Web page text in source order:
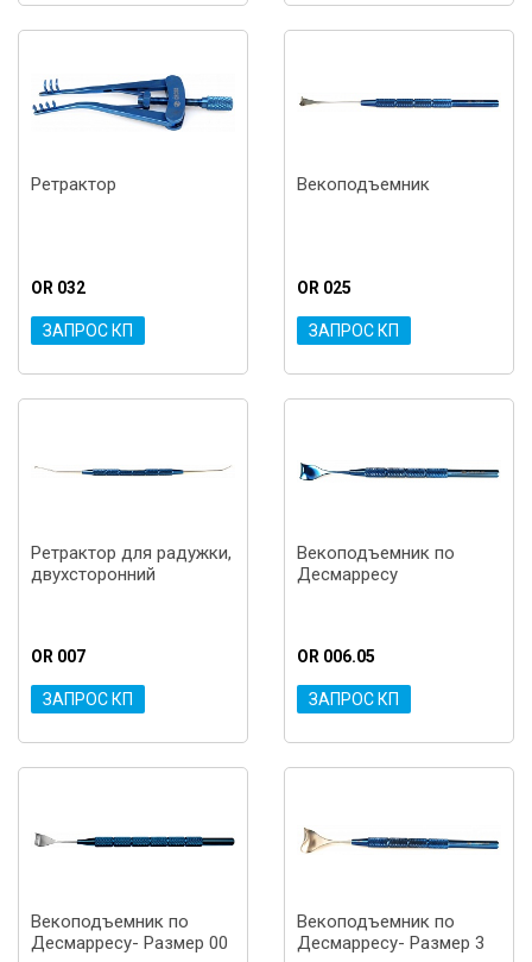
Ретрактор
OR 032
ЗАПРОС КП
Векоподъемник
OR 025
ЗАПРОС КП
Ретрактор для радужки,
двухсторонний
OR 007
ЗАПРОС КП
Векоподъемник по
Десмарресу
OR 006.05
ЗАПРОС КП
Векоподъемник по
Десмарресу- Размер 00
Векоподъемник по
Десмарресу- Размер 3